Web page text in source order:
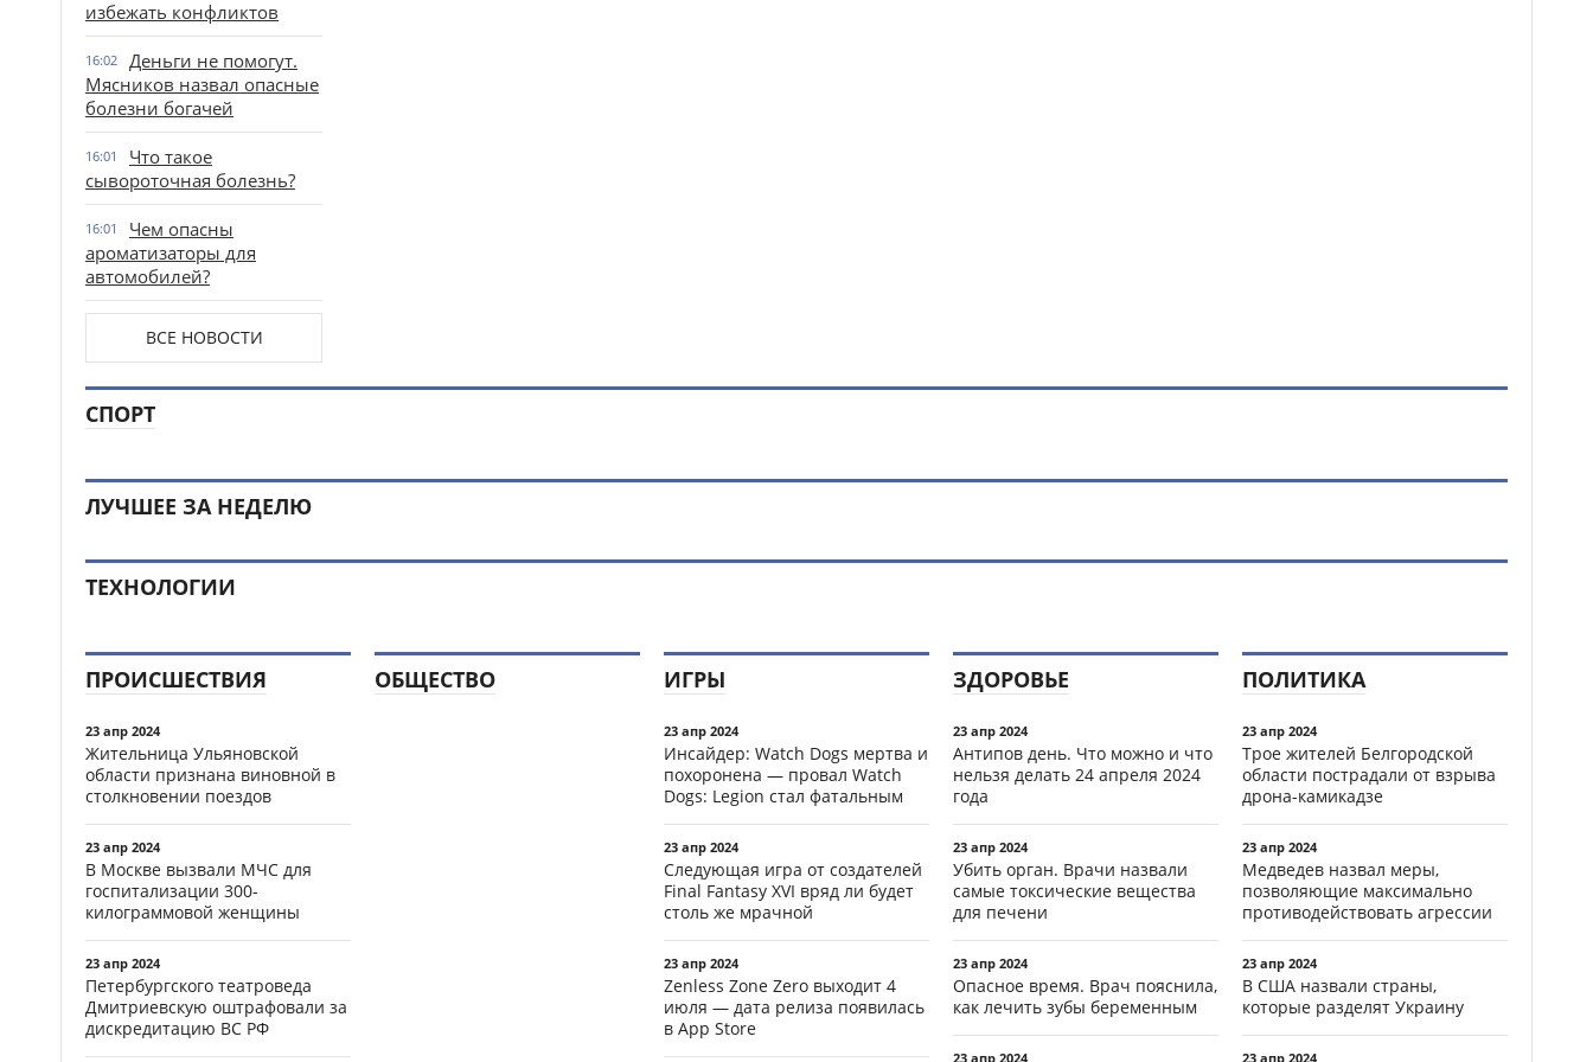
избежать конфликтов
16:02
Деньги не помогут.
Мясников назвал опасные
болезни богачей
16:01
Что такое
сывороточная болезнь?
16:01
Чем опасны
ароматизаторы для
автомобилей?
ВСЕ НОВОСТИ
СПОРТ
ЛУЧШЕЕ ЗА НЕДЕЛЮ
ТЕХНОЛОГИИ
ПРОИСШЕСТВИЯ
23 апр 2024
Жительница Ульяновской
области признана виновной в
столкновении поездов
23 апр 2024
В Москве вызвали МЧС для
госпитализации 300-
килограммовой женщины
23 апр 2024
Петербургского театроведа
Дмитриевскую оштрафовали за
дискредитацию ВС РФ
ОБЩЕСТВО ИГРЫ
23 апр 2024
Инсайдер: Watch Dogs мертва и
похоронена — провал Watch
Dogs: Legion стал фатальным
23 апр 2024
Следующая игра от создателей
Final Fantasy XVI вряд ли будет
столь же мрачной
23 апр 2024
Zenless Zone Zero выходит 4
июля — дата релиза появилась
в App Store
ЗДОРОВЬЕ
23 апр 2024
Антипов день. Что можно и что
нельзя делать 24 апреля 2024
года
23 апр 2024
Убить орган. Врачи назвали
самые токсические вещества
для печени
23 апр 2024
Опасное время. Врач пояснила,
как лечить зубы беременным
23 апр 2024
ПОЛИТИКА
23 апр 2024
Трое жителей Белгородской
области пострадали от взрыва
дрона-камикадзе
23 апр 2024
Медведев назвал меры,
позволяющие максимально
противодействовать агрессии
23 апр 2024
В США назвали страны,
которые разделят Украину
23 апр 2024